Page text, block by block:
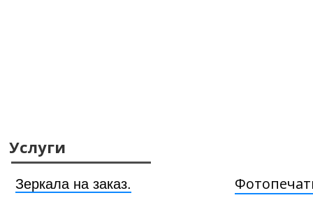
Зеркала на заказ.
Услуги